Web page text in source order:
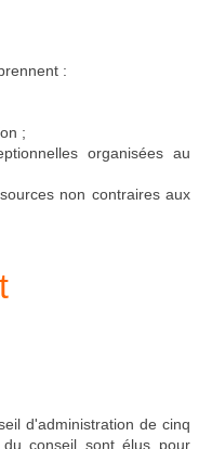
:
;
organisées au
non contraires aux
d'administration de cinq
conseil sont élus pour